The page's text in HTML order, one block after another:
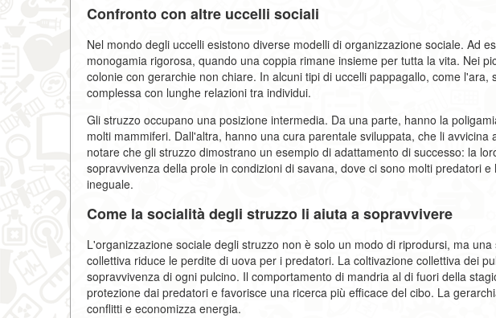
Confronto con altre uccelli sociali
Nel mondo degli uccelli esistono diverse modelli di organizzazione sociale. Ad
monogamia rigorosa, quando una coppia rimane insieme per tutta la vita. Nei
colonie con gerarchie non chiare. In alcuni tipi di uccelli pappagallo, come l'ara,
complessa con lunghe relazioni tra individui.
Gli struzzo occupano una posizione intermedia. Da una parte, hanno la
molti mammiferi. Dall'altra, hanno una cura parentale sviluppata, che li avvicina
notare che gli struzzo dimostrano un esempio di adattamento di successo: la
sopravvivenza della prole in condizioni di savana, dove ci sono molti predatori
ineguale.
Come la socialità degli struzzo li aiuta a sopravvivere
L'organizzazione sociale degli struzzo non è solo un modo di riprodursi, ma
collettiva riduce le perdite di uova per i predatori. La coltivazione collettiva dei
sopravvivenza di ogni pulcino. Il comportamento di mandria al di fuori della
protezione dai predatori e favorisce una ricerca più efficace del cibo. La
conflitti e economizza energia.